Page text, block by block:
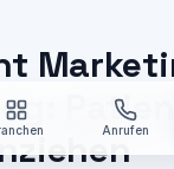
Anrufen